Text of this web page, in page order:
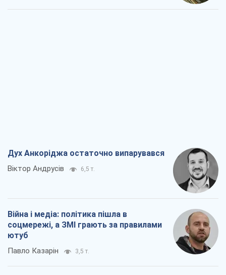
Дух Анкоріджа остаточно випарувався
Віктор Андрусів 6,5 т.
Війна і медіа: політика пішла в
соцмережі, а ЗМІ грають за правилами
ютуб
Павло Казарін 3,5 т.